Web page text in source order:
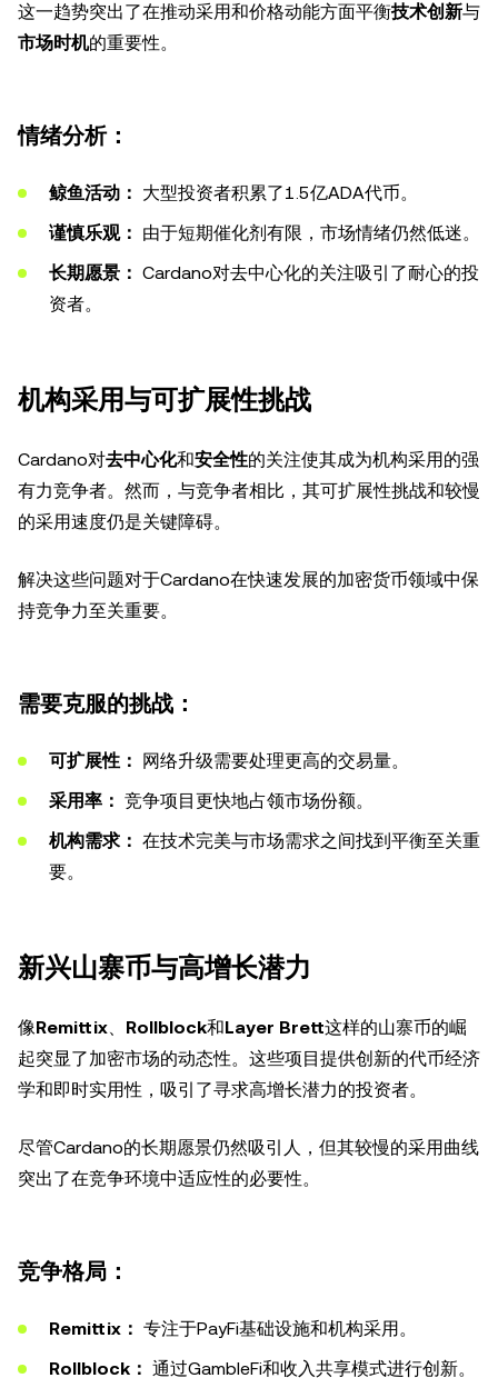
这一趋势突出了在推动采用和价格动能方面平衡技术创新与
市场时机的重要性。
情绪分析：
鲸鱼活动： 大型投资者积累了1.5亿ADA代币。
谨慎乐观： 由于短期催化剂有限，市场情绪仍然低迷。
长期愿景： Cardano对去中心化的关注吸引了耐心的投
资者。
机构采用与可扩展性挑战
Cardano对去中心化和安全性的关注使其成为机构采用的强
有力竞争者。然而，与竞争者相比，其可扩展性挑战和较慢
的采用速度仍是关键障碍。
解决这些问题对于Cardano在快速发展的加密货币领域中保
持竞争力至关重要。
需要克服的挑战：
可扩展性： 网络升级需要处理更高的交易量。
采用率： 竞争项目更快地占领市场份额。
机构需求： 在技术完美与市场需求之间找到平衡至关重
要。
新兴山寨币与高增长潜力
像Remittix、 Rollblock和Layer Brett这样的山寨币的崛
起突显了加密市场的动态性。这些项目提供创新的代币经济
学和即时实用性，吸引了寻求高增长潜力的投资者。
尽管Cardano的长期愿景仍然吸引人，但其较慢的采用曲线
突出了在竞争环境中适应性的必要性。
竞争格局：
Remittix： 专注于PayFi基础设施和机构采用。
Rollblock： 通过GambleFi和收入共享模式进行创新。